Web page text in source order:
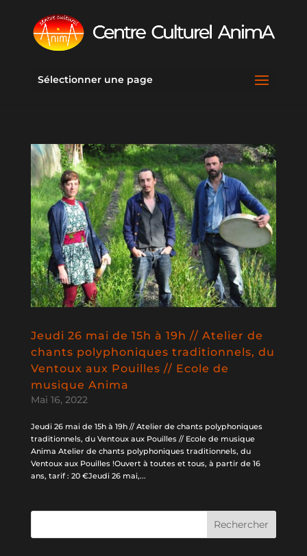
Sélectionner une page
Jeudi 26 mai de 15h à 19h // Atelier de
chants polyphoniques traditionnels, du
Ventoux aux Pouilles // Ecole de
musique Anima
Mai 16, 2022
Jeudi 26 mai de 15h à 19h // Atelier de chants polyphoniques
traditionnels, du Ventoux aux Pouilles // Ecole de musique
Anima Atelier de chants polyphoniques traditionnels, du
Ventoux aux Pouilles !Ouvert à toutes et tous, à partir de 16
ans, tarif : 20 €Jeudi 26 mai,...